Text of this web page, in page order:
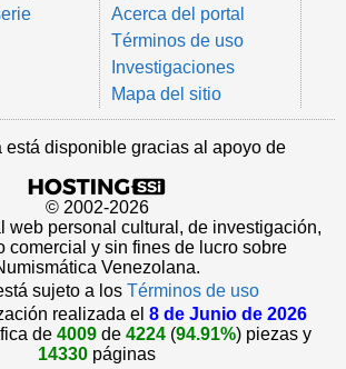
Acerca del portal
Términos de uso
Investigaciones
Mapa del sitio
está disponible gracias al apoyo de
© 2002-2026
web personal cultural, de investigación,
comercial y sin fines de lucro sobre
Venezolana.
sujeto a los Términos de uso
realizada el 8 de Junio de 2026
de 4009de 4224(94.91%) piezas y
14330 páginas